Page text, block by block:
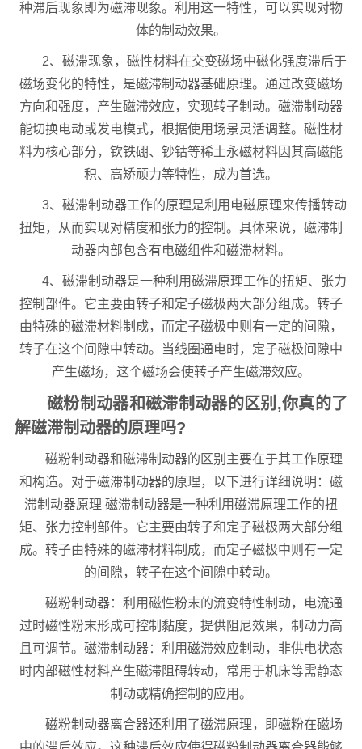
种滞后现象即为磁滞现象。利用这一特性，可以实现对物
体的制动效果。
2、磁滞现象，磁性材料在交变磁场中磁化强度滞后于
磁场变化的特性，是磁滞制动器基础原理。通过改变磁场
方向和强度，产生磁滞效应，实现转子制动。磁滞制动器
能切换电动或发电模式，根据使用场景灵活调整。磁性材
料为核心部分，钦铁硼、钞钴等稀土永磁材料因其高磁能
积、高矫顽力等特性，成为首选。
3、磁滞制动器工作的原理是利用电磁原理来传播转动
扭矩，从而实现对精度和张力的控制。具体来说，磁滞制
动器内部包含有电磁组件和磁滞材料。
4、磁滞制动器是一种利用磁滞原理工作的扭矩、张力
控制部件。它主要由转子和定子磁极两大部分组成。转子
由特殊的磁滞材料制成，而定子磁极中则有一定的间隙，
转子在这个间隙中转动。当线圈通电时，定子磁极间隙中
产生磁场，这个磁场会使转子产生磁滞效应。
磁粉制动器和磁滞制动器的区别,你真的了
解磁滞制动器的原理吗?
磁粉制动器和磁滞制动器的区别主要在于其工作原理
和构造。对于磁滞制动器的原理，以下进行详细说明：磁
滞制动器原理 磁滞制动器是一种利用磁滞原理工作的扭
矩、张力控制部件。它主要由转子和定子磁极两大部分组
成。转子由特殊的磁滞材料制成，而定子磁极中则有一定
的间隙，转子在这个间隙中转动。
磁粉制动器：利用磁性粉末的流变特性制动，电流通
过时磁性粉末形成可控制黏度，提供阻尼效果，制动力高
且可调节。磁滞制动器：利用磁滞效应制动，非供电状态
时内部磁性材料产生磁滞阻碍转动，常用于机床等需静态
制动或精确控制的应用。
磁粉制动器离合器还利用了磁滞原理，即磁粉在磁场